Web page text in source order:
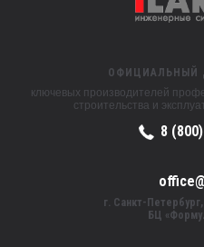
ОФИЦИАЛЬНЫЙ
ключевых производителей
строительства и
8
г. Санкт-
БЦ